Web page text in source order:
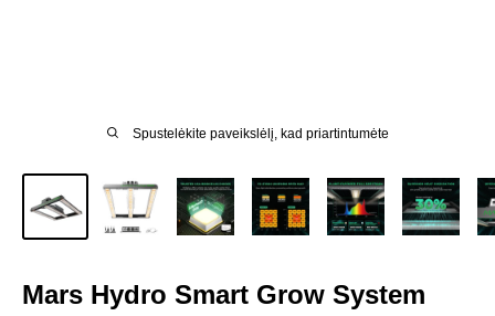
Spustelėkite paveikslėlį, kad priartintumėte
Mars Hydro Smart Grow System